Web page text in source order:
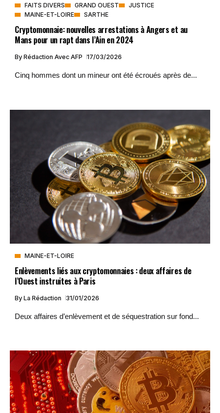
FAITS DIVERS GRAND OUEST
JUSTICE
MAINE-ET-LOIRE
SARTHE
Cryptomonnaie: nouvelles arrestations à Angers et au
Mans pour un rapt dans l’Ain en 2024
By Rédaction Avec AFP 17/03/2026
Cinq hommes dont un mineur ont été écroués après de...
MAINE-ET-LOIRE
Enlèvements liés aux cryptomonnaies : deux affaires de
l’Ouest instruites à Paris
By La Rédaction 31/01/2026
Deux affaires d’enlèvement et de séquestration sur fond...